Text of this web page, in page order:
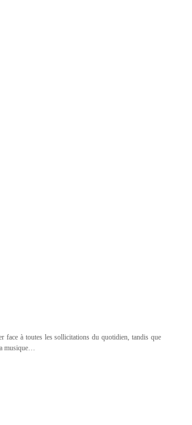
face à toutes les sollicitations du quotidien, tandis que
musique…